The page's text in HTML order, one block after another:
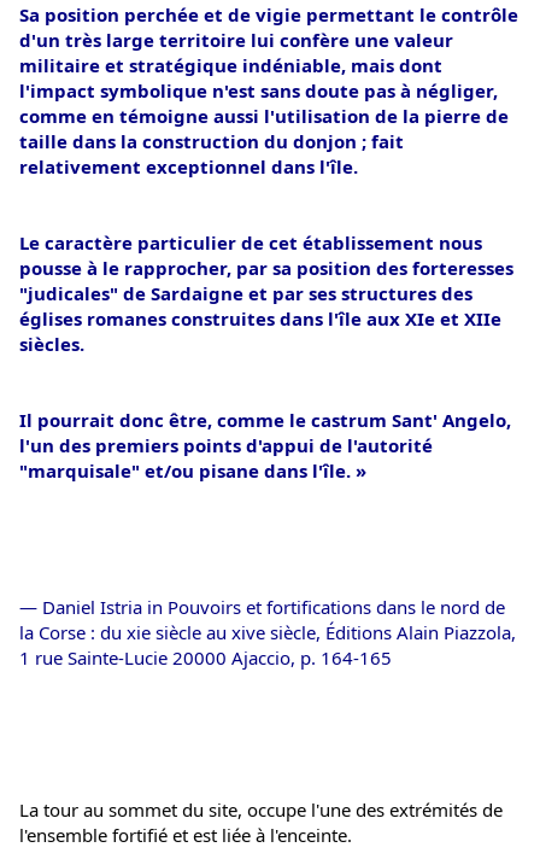
Sa position perchée et de vigie permettant le contrôle
d'un très large territoire lui confère une valeur
militaire et stratégique indéniable, mais dont
l'impact symbolique n'est sans doute pas à négliger,
comme en témoigne aussi l'utilisation de la pierre de
taille dans la construction du donjon ; fait
relativement exceptionnel dans l'île.
Le caractère particulier de cet établissement nous
pousse à le rapprocher, par sa position des forteresses
"judicales" de Sardaigne et par ses structures des
églises romanes construites dans l'île aux XIe et XIIe
siècles.
Il pourrait donc être, comme le castrum Sant' Angelo,
l'un des premiers points d'appui de l'autorité
"marquisale" et/ou pisane dans l'île. »
— Daniel Istria in Pouvoirs et fortifications dans le nord de
la Corse : du xie siècle au xive siècle, Éditions Alain Piazzola,
1 rue Sainte-Lucie 20000 Ajaccio, p. 164-165
La tour au sommet du site, occupe l'une des extrémités de
l'ensemble fortifié et est liée à l'enceinte.